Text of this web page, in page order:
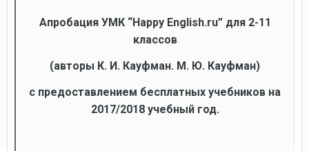
Апробация УМК “Happy English.ru” для 2-11
классов
(авторы К. И. Кауфман. М. Ю. Кауфман)
с предоставлением бесплатных учебников на
2017/2018 учебный год.